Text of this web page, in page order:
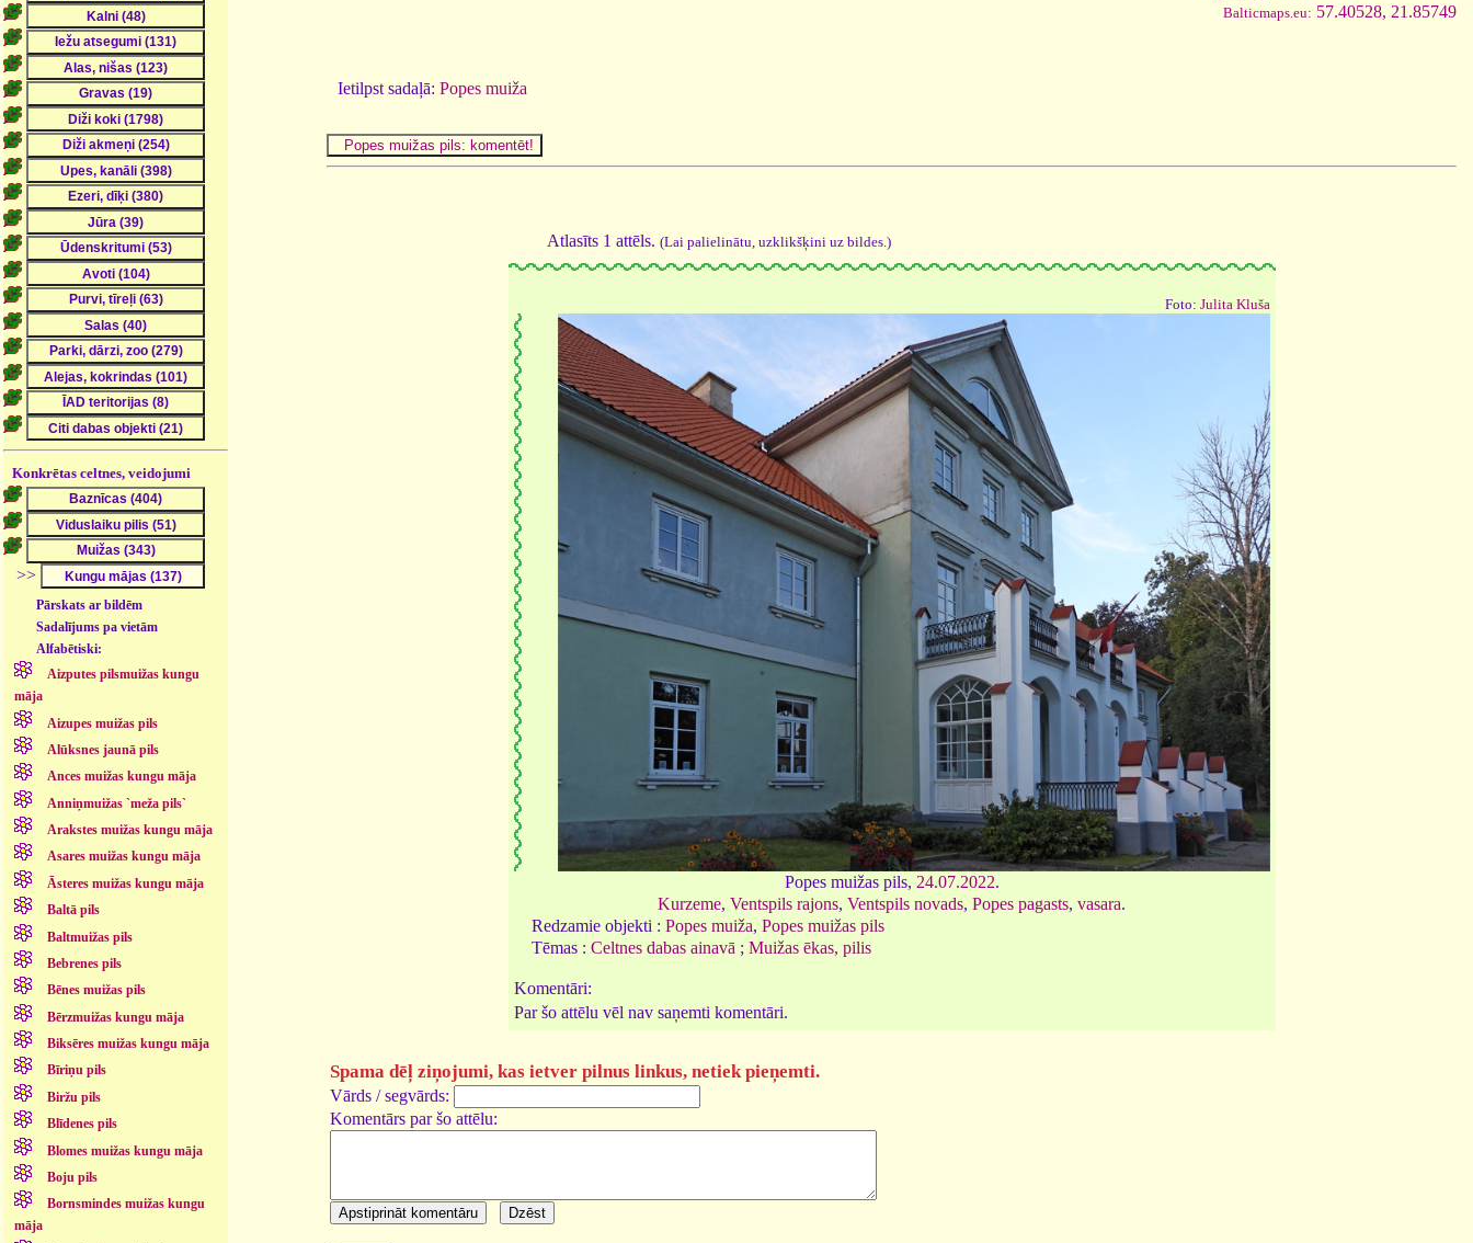
Konkrētas celtnes, veidojumi
>>
Pārskats ar bildēm
Sadalījums pa vietām
Alfabētiski:
Aizputes pilsmuižas kungu
māja
Aizupes muižas pils
Alūksnes jaunā pils
Ances muižas kungu māja
Anniņmuižas `meža pils`
Arakstes muižas kungu māja
Asares muižas kungu māja
Āsteres muižas kungu māja
Baltā pils
Baltmuižas pils
Bebrenes pils
Bēnes muižas pils
Bērzmuižas kungu māja
Biksēres muižas kungu māja
Bīriņu pils
Biržu pils
Blīdenes pils
Blomes muižas kungu māja
Boju pils
Bornsmindes muižas kungu
māja
Balticmaps.eu: 57.40528, 21.85749
Ietilpst sadaļā: Popes muiža
Atlasīts 1 attēls. (Lai palielinātu, uzklikšķini uz bildes.)
Foto: Julita Kluša
Popes muižas pils, 24.07.2022.
Kurzeme, Ventspils rajons, Ventspils novads, Popes pagasts, vasara.
Redzamie objekti : Popes muiža, Popes muižas pils
Tēmas : Celtnes dabas ainavā ; Muižas ēkas, pilis
Komentāri:
Par šo attēlu vēl nav saņemti komentāri.
Spama dēļ ziņojumi, kas ietver pilnus linkus, netiek pieņemti.
Vārds / segvārds:
Komentārs par šo attēlu: